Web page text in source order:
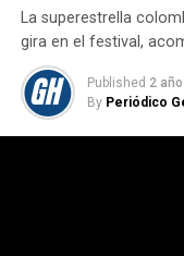
La superestrella
gira en el festival,
Published 2
By Periódico